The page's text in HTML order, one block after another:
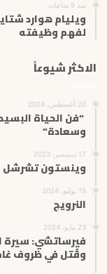
منذ 9 ساعات
ويليام هوارد
لفهم وظيفته
الاكثر شيوعاً
20 أغسطس، 2024
وسعادة”
17 ديسمبر، 2023
وينستون تشرشل
15 يوليو، 2024
النرويج
23 مايو، 2024
فيرساتشي: سيرة
وقُتل في ظروف